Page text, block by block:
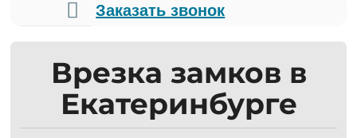
Заказать звонок
Врезка замков в
Екатеринбурге